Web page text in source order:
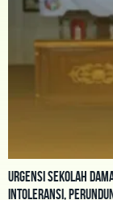
Urgensi Sekolah
Intoleransi,